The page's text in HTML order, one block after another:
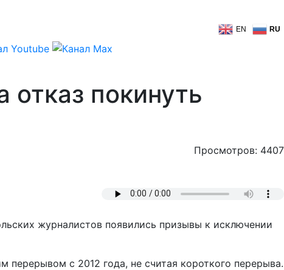
EN RU
отказ покинуть
Просмотров: 4407
журналистов появились призывы к исключении
с 2012 года, не считая короткого перерыва.